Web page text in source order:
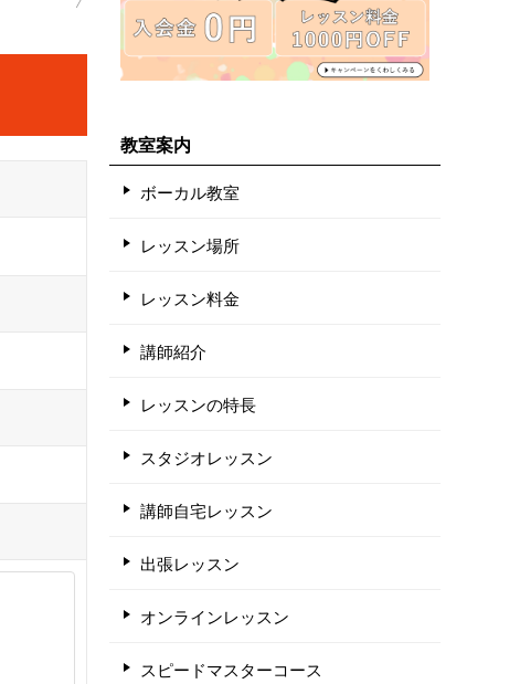
教室案内
ボーカル教室
レッスン場所
レッスン料金
講師紹介
レッスンの特長
スタジオレッスン
講師自宅レッスン
出張レッスン
オンラインレッスン
スピードマスターコース